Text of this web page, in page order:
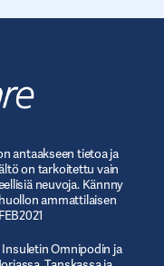
antaakseen tietoa ja
on tarkoitettu vain
neuvoja. Kännny
ammattilaisen
Omnipodin ja